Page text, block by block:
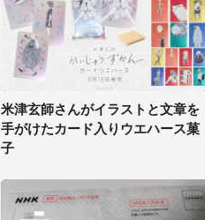
米津玄師さんがイラストと文章を
手がけたカード入りウエハース菓
子